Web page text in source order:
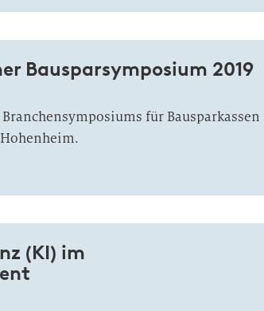
Bausparsymposium 2019
für Bausparkassen
(KI) im